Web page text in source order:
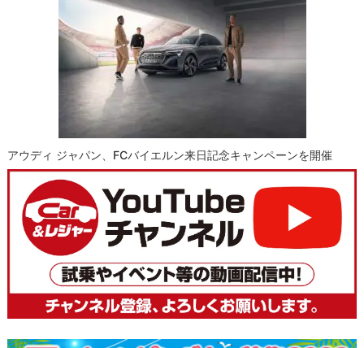
アウディ ジャパン、FCバイエルン来日記念キャンペーンを開催